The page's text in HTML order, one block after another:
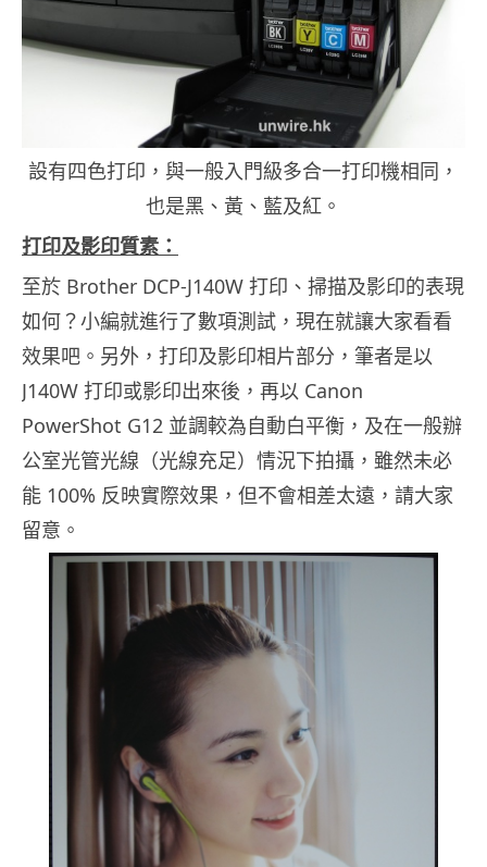
設有四色打印，與一般入門級多合一打印機相同，
也是黑、黃、藍及紅。
打印及影印質素：
至於 Brother DCP-J140W 打印、掃描及影印的表現
如何？小編就進行了數項測試，現在就讓大家看看
效果吧。另外，打印及影印相片部分，筆者是以
J140W 打印或影印出來後，再以 Canon
PowerShot G12 並調較為自動白平衡，及在一般辦
公室光管光線（光線充足）情況下拍攝，雖然未必
能 100% 反映實際效果，但不會相差太遠，請大家
留意。